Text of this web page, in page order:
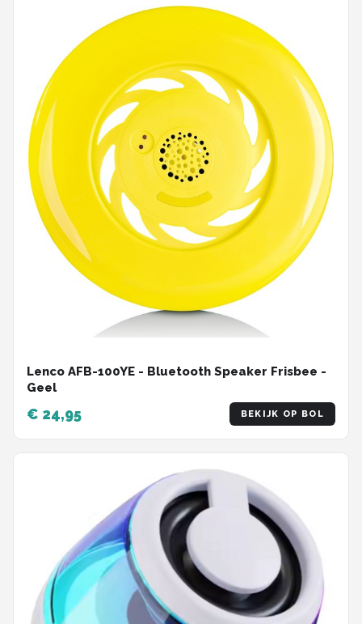
Lenco AFB-100YE - Bluetooth Speaker Frisbee -
Geel
€ 24,95 BEKIJK OP BOL